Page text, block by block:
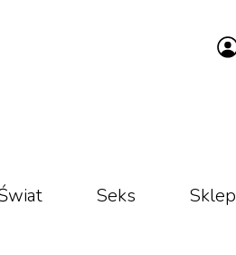
Seks Sklep